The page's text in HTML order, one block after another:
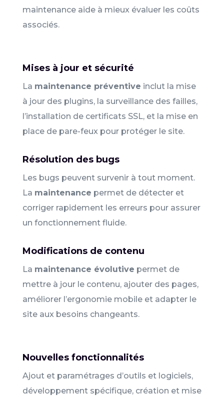
maintenance aide à mieux évaluer les coûts
associés.
Mises à jour et sécurité
La maintenance préventive inclut la mise
à jour des plugins, la surveillance des failles,
l’installation de certificats SSL, et la mise en
place de pare-feux pour protéger le site.
Résolution des bugs
Les bugs peuvent survenir à tout moment.
La maintenance permet de détecter et
corriger rapidement les erreurs pour assurer
un fonctionnement fluide.
Modifications de contenu
La maintenance évolutive permet de
mettre à jour le contenu, ajouter des pages,
améliorer l’ergonomie mobile et adapter le
site aux besoins changeants.
Nouvelles fonctionnalités
Ajout et paramétrages d’outils et logiciels,
développement spécifique, création et mise